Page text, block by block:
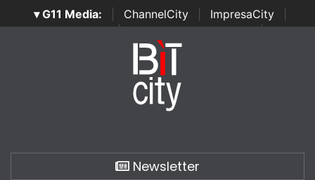
▾ G11 Media: ChannelCity ImpresaCity
SecurityOpenLab | Italian Channel Awards | Italian
Italian Security Awards
Newsletter